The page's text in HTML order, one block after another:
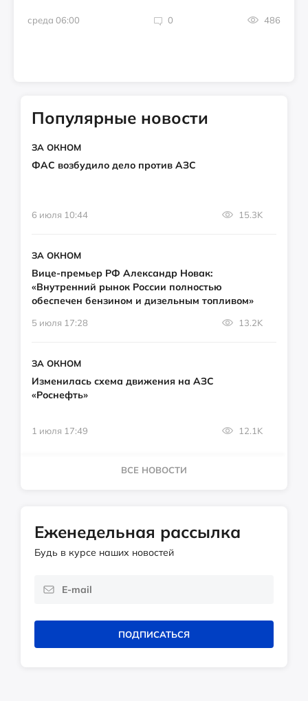
среда 06:00 0 486
Популярные новости
ЗА ОКНОМ
ФАС возбудило дело против АЗС
6 июля 10:44 15.3K
ЗА ОКНОМ
Вице-премьер РФ Александр Новак:
«Внутренний рынок России полностью
обеспечен бензином и дизельным топливом»
5 июля 17:28 13.2K
ЗА ОКНОМ
Изменилась схема движения на АЗС
«Роснефть»
1 июля 17:49 12.1K
ВСЕ НОВОСТИ
Еженедельная рассылка
Будь в курсе наших новостей
ПОДПИСАТЬСЯ